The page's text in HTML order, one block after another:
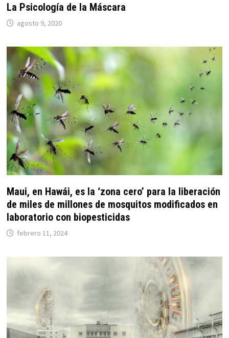
La Psicología de la Máscara
agosto 9, 2020
Maui, en Hawái, es la ‘zona cero’ para la liberación
de miles de millones de mosquitos modificados en
laboratorio con biopesticidas
febrero 11, 2024